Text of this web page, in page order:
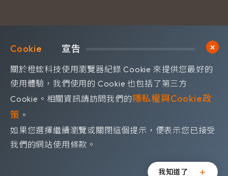
©OrangeRed Technology CO. LTD. All rights reserved.
Design byWDD. 隱私權政策
宣告
關於橙鋐科技使用瀏覽器紀錄 Cookie 來提供您最好的
使用體驗，我們使用的 Cookie 也包括了第三方
Cookie。相關資訊請訪問我們的隱私權與Cookie政
策 。
如果您選擇繼續瀏覽或關閉這個提示，便表示您已接受
我們的網站使用條款。
我知道了